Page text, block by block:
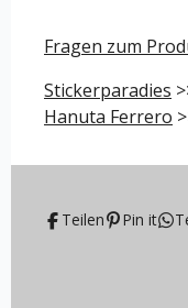
Fragen zum
Stickerparadies
Hanuta Ferrero
Teilen Pin it